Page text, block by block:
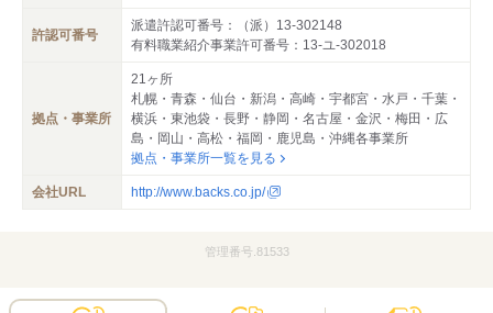
許認可番号
派遣許認可番号：（派）13-302148
有料職業紹介事業許可番号：13-ユ-302018
拠点・事業所
21ヶ所
札幌・青森・仙台・新潟・高崎・宇都宮・水戸・千葉・
横浜・東池袋・長野・静岡・名古屋・金沢・梅田・広
島・岡山・高松・福岡・鹿児島・沖縄各事業所
拠点・事業所一覧を見る
会社URL http://www.backs.co.jp/
管理番号.81533